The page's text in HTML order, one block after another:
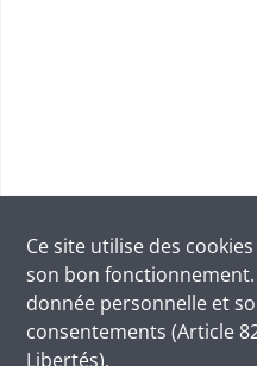
Ce site utilise des cookies
son bon
donnée personnelle et
consentements (Article
Libertés).